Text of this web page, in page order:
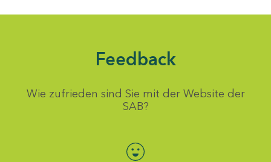
Feedback
Wie zufrieden sind Sie mit der Website der
SAB?
Bewertung auswählen